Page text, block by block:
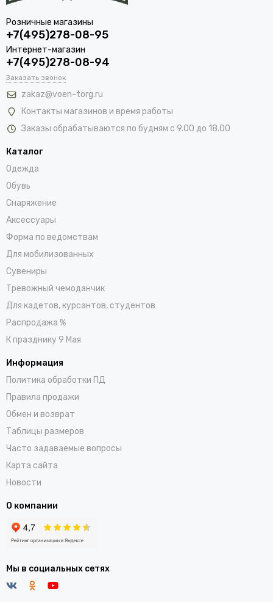
Розничные магазины
+7(495)278-08-95
Интернет-магазин
+7(495)278-08-94
Заказать звонок
zakaz@voen-torg.ru
Контакты магазинов и время работы
Заказы обрабатываются по будням с 9.00 до 18.00
Каталог
Одежда
Обувь
Снаряжение
Аксессуары
Форма по ведомствам
Для мобилизованных
Сувениры
Тревожный чемоданчик
Для кадетов, курсантов, студентов
Распродажа %
К празднику 9 Мая
Информация
Политика обработки ПД
Правила продажи
Обмен и возврат
Таблицы размеров
Часто задаваемые вопросы
Карта сайта
Новости
О компании
Мы в социальных сетях